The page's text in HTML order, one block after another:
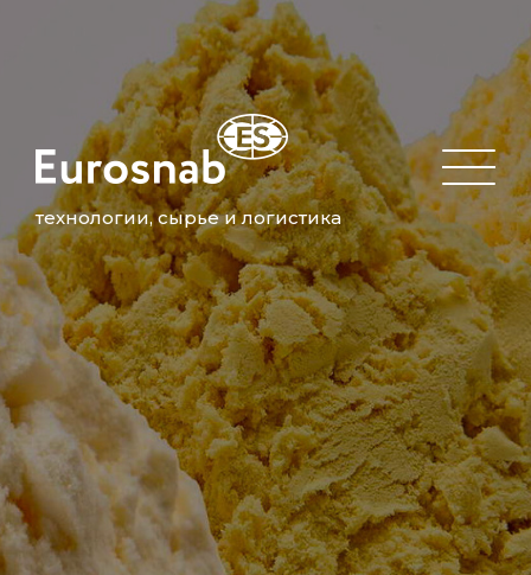
технологии, сырье и логистика